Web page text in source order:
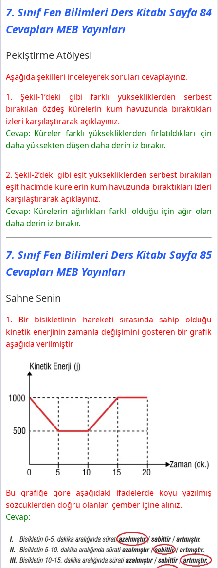
7. Sınıf Fen Bilimleri Ders Kitabı Sayfa 84
Cevapları MEB Yayınları
Pekiştirme Atölyesi
Aşağıda şekilleri inceleyerek soruları cevaplayınız.
1. Şekil-1’deki gibi farklı yüksekliklerden serbest
bırakılan özdeş kürelerin kum havuzunda bıraktıkları
izleri karşılaştırarak açıklayınız.
Cevap: Küreler farklı yüksekliklerden fırlatıldıkları için
daha yüksekten düşen daha derin iz bırakır.
2. Şekil-2’deki gibi eşit yüksekliklerden serbest bırakılan
eşit hacimde kürelerin kum havuzunda bıraktıkları izleri
karşılaştırarak açıklayınız.
Cevap: Kürelerin ağırlıkları farklı olduğu için ağır olan
daha derin iz bırakır.
7. Sınıf Fen Bilimleri Ders Kitabı Sayfa 85
Cevapları MEB Yayınları
Sahne Senin
1. Bir bisikletlinin hareketi sırasında sahip olduğu
kinetik enerjinin zamanla değişimini gösteren bir grafik
aşağıda verilmiştir.
Bu grafiğe göre aşağıdaki ifadelerde koyu yazılmış
sözcüklerden doğru olanları çember içine alınız.
Cevap: